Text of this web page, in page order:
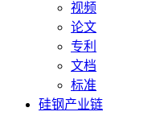
视频
论文
专利
文档
标准
硅钢产业链